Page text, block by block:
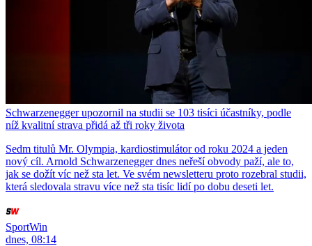
Schwarzenegger upozornil na studii se 103 tisíci účastníky, podle
níž kvalitní strava přidá až tři roky života
Sedm titulů Mr. Olympia, kardiostimulátor od roku 2024 a jeden
nový cíl. Arnold Schwarzenegger dnes neřeší obvody paží, ale to,
jak se dožít víc než sta let. Ve svém newsletteru proto rozebral studii,
která sledovala stravu více než sta tisíc lidí po dobu deseti let.
SportWin
dnes, 08:14